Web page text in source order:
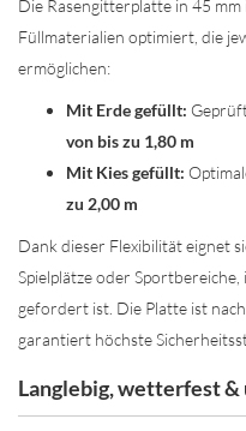
Die Rasengitterplatte in 45
Füllmaterialien optimiert, die
ermöglichen:
Mit Erde gefüllt:
von bis zu 1,80 m
Mit Kies gefüllt:
zu 2,00 m
Dank dieser Flexibilität eignet
Spielplätze oder
gefordert ist. Die Platte ist nach
garantiert höchste
Langlebig, wetterfest